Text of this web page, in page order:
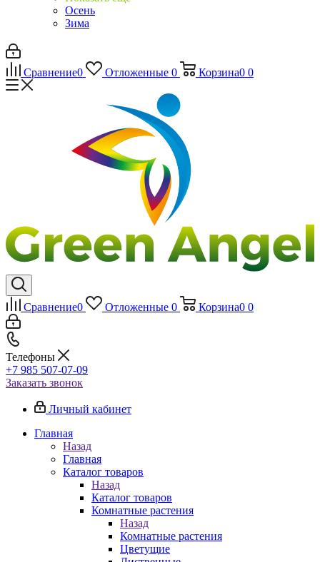
Осень
Зима
Сравнение0 Отложенные 0 Корзина0 0
Сравнение0 Отложенные 0 Корзина0 0
Телефоны
+7 985 507-07-09
Заказать звонок
Личный кабинет
Главная
Назад
Главная
Каталог товаров
Назад
Каталог товаров
Комнатные растения
Назад
Комнатные растения
Цветущие